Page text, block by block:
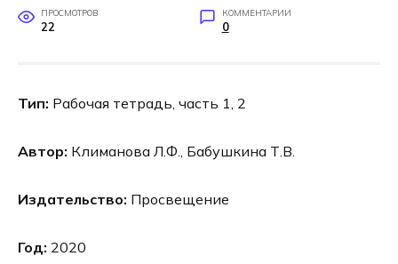
ПРОСМОТРОВ
22
КОММЕНТАРИИ
0
Тип: Рабочая тетрадь, часть 1, 2
Автор: Климанова Л.Ф., Бабушкина Т.В.
Издательство: Просвещение
Год: 2020